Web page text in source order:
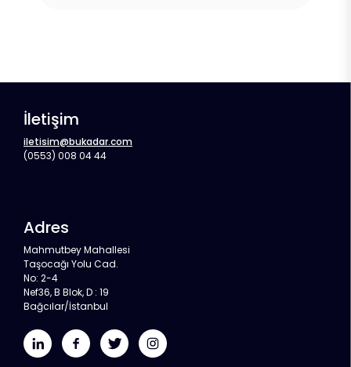
İletişim
iletisim@bukadar.com
(0553) 008 04 44
Adres
Mahmutbey Mahallesi
Taşocağı Yolu Cad.
No: 2-4
Nef36, B Blok, D : 19
Bağcılar/İstanbul